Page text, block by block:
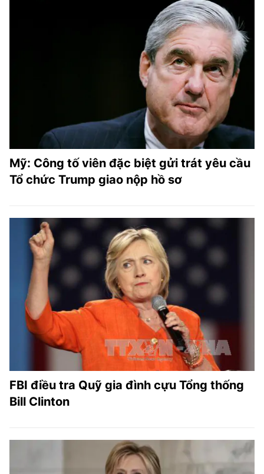
Mỹ: Công tố viên đặc biệt gửi trát yêu cầu
Tổ chức Trump giao nộp hồ sơ
FBI điều tra Quỹ gia đình cựu Tổng thống
Bill Clinton